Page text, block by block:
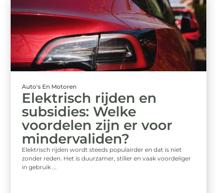
Auto's En Motoren
Elektrisch rijden en
subsidies: Welke
voordelen zijn er voor
mindervaliden?
Elektrisch rijden wordt steeds populairder en dat is niet
zonder reden. Het is duurzamer, stiller en vaak voordeliger
in gebruik ...